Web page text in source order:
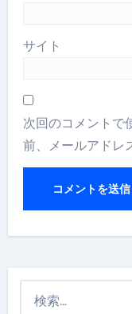
サイト
次回のコメントで
前、メールアドレ